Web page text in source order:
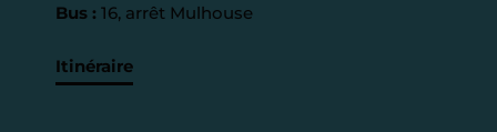
Bus : 16, arrêt Mulhouse
Itinéraire